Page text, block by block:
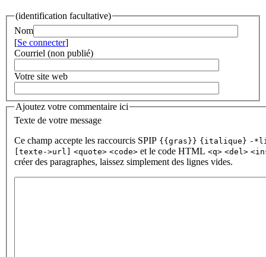
(identification facultative)
Nom
[Se connecter]
Courriel (non publié)
Votre site web
Ajoutez votre commentaire ici
Texte de votre message
Ce champ accepte les raccourcis SPIP {{gras}} {italique} -
[texte->url]
<quote> <code> et le code HTML <q> <del>
créer des paragraphes, laissez simplement des lignes vides.